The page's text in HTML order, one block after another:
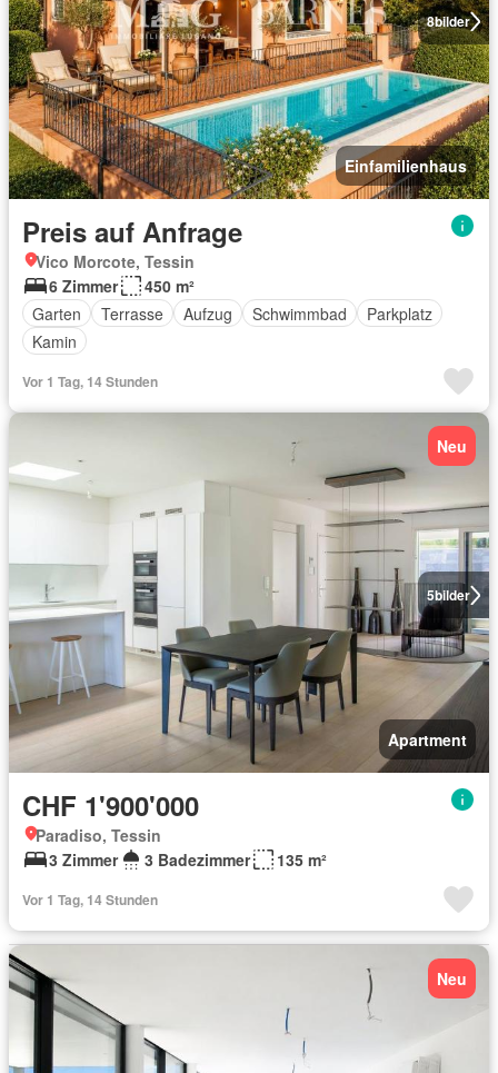
8bilder
Einfamilienhaus
Preis auf Anfrage
Vico Morcote, Tessin
6 Zimmer
450 m²
Garten
Terrasse Aufzug Schwimmbad
Parkplatz
Kamin
Vor 1 Tag, 14 Stunden
5bilder
Neu
Apartment
CHF 1'900'000
Paradiso, Tessin
3 Zimmer
3 Badezimmer 135 m²
Vor 1 Tag, 14 Stunden
Neu